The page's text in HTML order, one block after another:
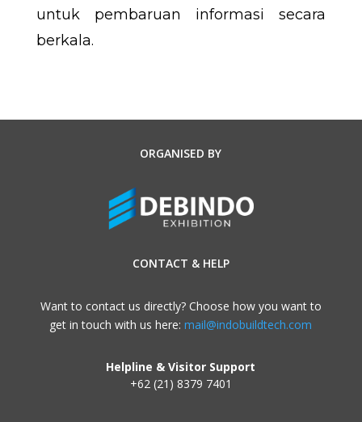
untuk pembaruan informasi secara
berkala.
ORGANISED BY
CONTACT & HELP
Want to contact us directly? Choose how you want to
get in touch with us here:mail@indobuildtech.com
Helpline & Visitor Support
+62 (21) 8379 7401